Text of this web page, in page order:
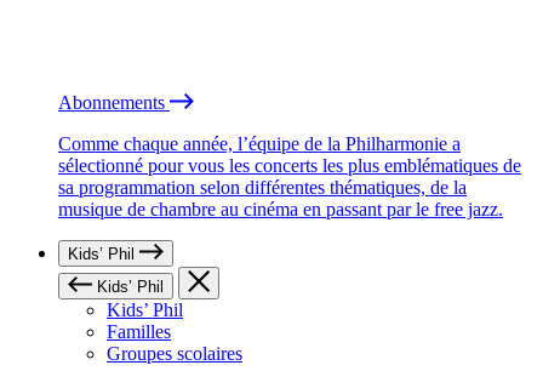
Abonnements
Comme chaque année, l’équipe de la Philharmonie a
sélectionné pour vous les concerts les plus emblématiques de
sa programmation selon différentes thématiques, de la
musique de chambre au cinéma en passant par le free jazz.
Kids’ Phil
Kids’ Phil
Kids’ Phil
Familles
Groupes scolaires